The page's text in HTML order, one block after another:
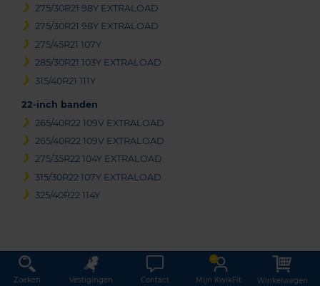
275/30R21 98Y EXTRALOAD
275/30R21 98Y EXTRALOAD
275/45R21 107Y
285/30R21 103Y EXTRALOAD
315/40R21 111Y
22-inch banden
265/40R22 109V EXTRALOAD
265/40R22 109V EXTRALOAD
275/35R22 104Y EXTRALOAD
315/30R22 107Y EXTRALOAD
325/40R22 114Y
Zoeken Vestigingen Contact Mijn KwikFit Winkelwagen